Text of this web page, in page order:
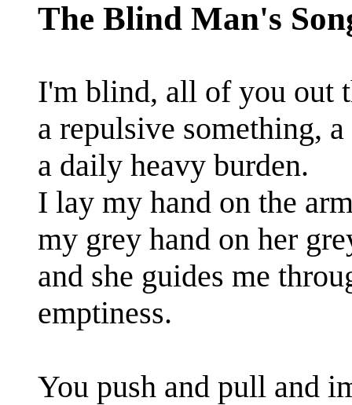
The Blind Man's
I'm blind, all of you out
a repulsive something,
a daily heavy burden.
I lay my hand on the
my grey hand on her
and she guides me
emptiness.
You push and pull and